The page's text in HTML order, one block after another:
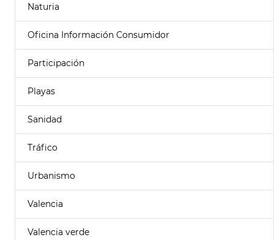
Naturia
Oficina Información Consumidor
Participación
Playas
Sanidad
Tráfico
Urbanismo
Valencia
Valencia verde